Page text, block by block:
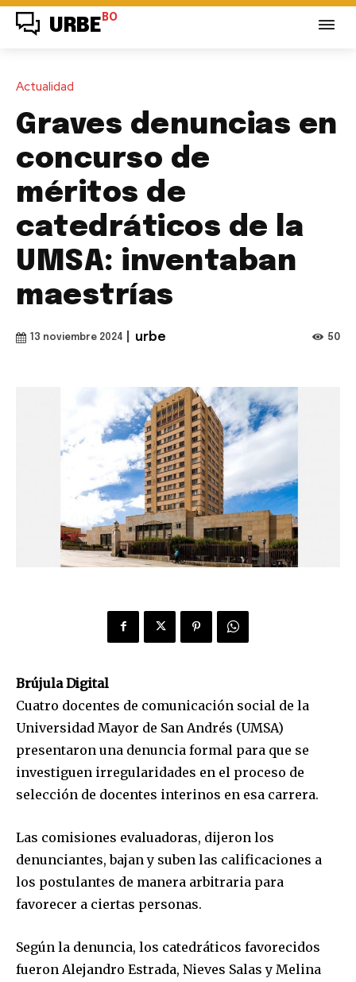
URBE BO
Actualidad
Graves denuncias en
concurso de
méritos de
catedráticos de la
UMSA: inventaban
maestrías
13 noviembre 2024 urbe 50
Brújula Digital
Cuatro docentes de comunicación social de la
Universidad Mayor de San Andrés (UMSA)
presentaron una denuncia formal para que se
investiguen irregularidades en el proceso de
selección de docentes interinos en esa carrera.
Las comisiones evaluadoras, dijeron los
denunciantes, bajan y suben las calificaciones a
los postulantes de manera arbitraria para
favorecer a ciertas personas.
Según la denuncia, los catedráticos favorecidos
fueron Alejandro Estrada, Nieves Salas y Melina